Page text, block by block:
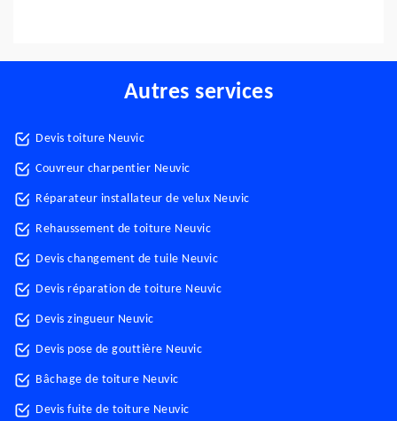
Autres services
Devis toiture Neuvic
Couvreur charpentier Neuvic
Réparateur installateur de velux Neuvic
Rehaussement de toiture Neuvic
Devis changement de tuile Neuvic
Devis réparation de toiture Neuvic
Devis zingueur Neuvic
Devis pose de gouttière Neuvic
Bâchage de toiture Neuvic
Devis fuite de toiture Neuvic